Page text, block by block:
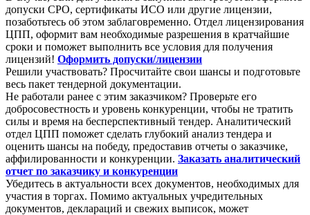
допуски СРО, сертификаты ИСО или другие лицензии,
позаботьтесь об этом заблаговременно. Отдел лицензирования
ЦПП, оформит вам необходимые разрешения в кратчайшие
сроки и поможет выполнить все условия для получения
лицензий! Оформить допуски/лицензии
Решили участвовать? Просчитайте свои шансы и подготовьте
весь пакет тендерной документации.
Не работали ранее с этим заказчиком? Проверьте его
добросовестность и уровень конкуренции, чтобы не тратить
силы и время на бесперспективный тендер. Аналитический
отдел ЦПП поможет сделать глубокий анализ тендера и
оценить шансы на победу, предоставив отчеты о заказчике,
аффилированности и конкуренции. Заказать аналитический
отчет по заказчику и конкуренции
Убедитесь в актуальности всех документов, необходимых для
участия в торгах. Помимо актуальных учредительных
документов, деклараций и свежих выписок, может